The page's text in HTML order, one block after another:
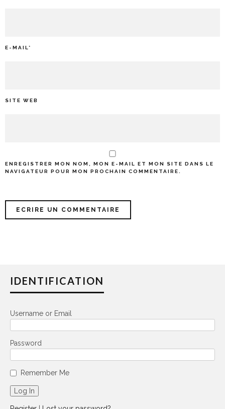
E-MAIL*
SITE WEB
ENREGISTRER MON NOM, MON E-MAIL ET MON SITE DANS LE
NAVIGATEUR POUR MON PROCHAIN COMMENTAIRE.
IDENTIFICATION
Username or Email
Password
Remember Me